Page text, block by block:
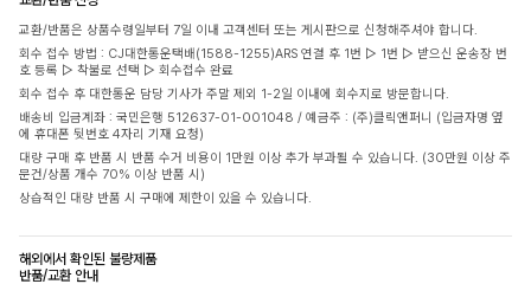
교환/반품은 상품수령일부터 7일 이내 고객센터 또는 게시판으로 신청해주셔야 합니다.
회수 접수 방법 : CJ대한통운택배(1588-1255)ARS 연결 후 1번 ▷ 1번 ▷ 받으신 운송장 번
호 등록 ▷ 착불로 선택 ▷ 회수접수 완료
회수 접수 후 대한통운 담당 기사가 주말 제외 1-2일 이내에 회수지로 방문합니다.
배송비 입금계좌 : 국민은행 512637-01-001048 / 예금주 : (주)클릭앤퍼니 (입금자명 옆
에 휴대폰 뒷번호 4자리 기재 요청)
대량 구매 후 반품 시 반품 수거 비용이 1만원 이상 추가 부과될 수 있습니다. (30만원 이상 주
문건/상품 개수 70% 이상 반품 시)
상습적인 대량 반품 시 구매에 제한이 있을 수 있습니다.
해외에서 확인된 불량제품
반품/교환 안내